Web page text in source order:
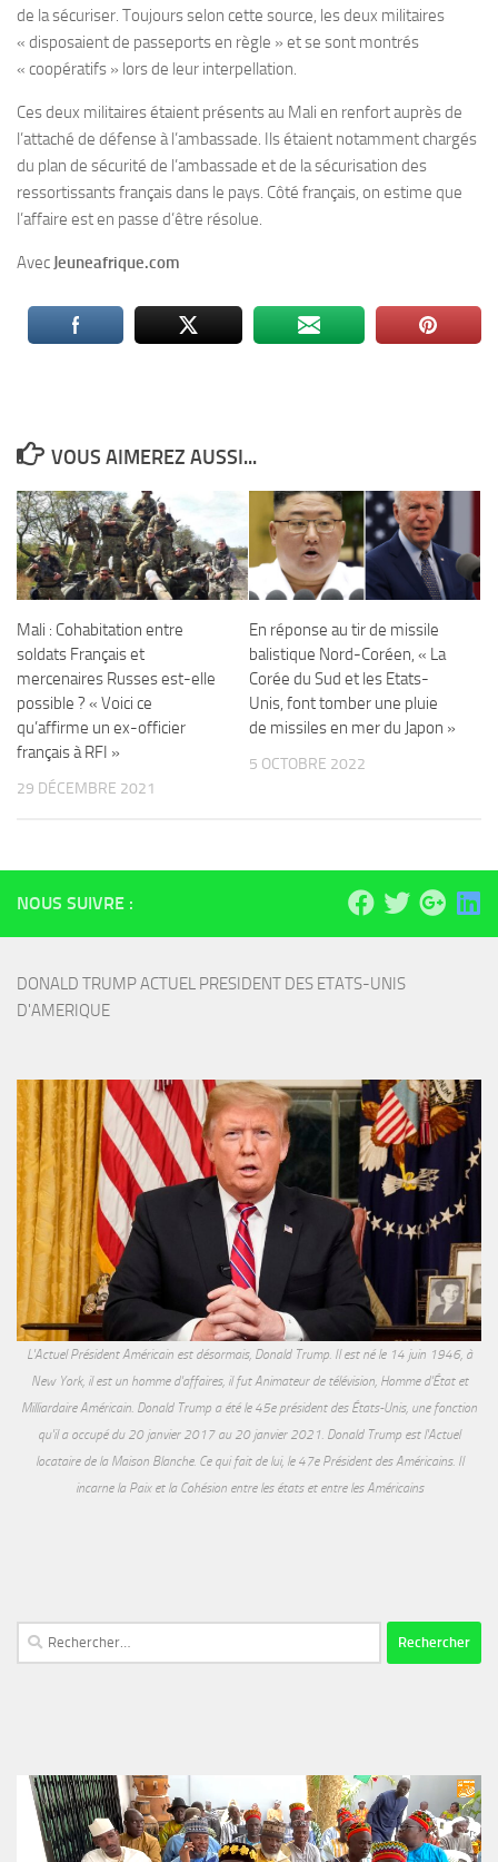
de la sécuriser. Toujours selon cette source, les deux militaires
« disposaient de passeports en règle » et se sont montrés
« coopératifs » lors de leur interpellation.
Ces deux militaires étaient présents au Mali en renfort auprès de
l’attaché de défense à l’ambassade. Ils étaient notamment chargés
du plan de sécurité de l’ambassade et de la sécurisation des
ressortissants français dans le pays. Côté français, on estime que
l’affaire est en passe d’être résolue.
Avec Jeuneafrique.com
VOUS AIMEREZ AUSSI...
Mali : Cohabitation entre
soldats Français et
mercenaires Russes est-elle
possible ? « Voici ce
qu’affirme un ex-officier
français à RFI »
29 DÉCEMBRE 2021
En réponse au tir de missile
balistique Nord-Coréen, « La
Corée du Sud et les Etats-
Unis, font tomber une pluie
de missiles en mer du Japon »
5 OCTOBRE 2022
NOUS SUIVRE :
DONALD TRUMP ACTUEL PRESIDENT DES ETATS-UNIS
D'AMERIQUE
L'Actuel Président Américain est désormais, Donald Trump. Il est né le 14 juin 1946, à
New York, il est un homme d'affaires, il fut Animateur de télévision, Homme d'État et
Milliardaire Américain. Donald Trump a été le 45e président des États-Unis, une fonction
qu'il a occupé du 20 janvier 2017 au 20 janvier 2021. Donald Trump est l'Actuel
locataire de la Maison Blanche. Ce qui fait de lui, le 47e Président des Américains. Il
incarne la Paix et la Cohésion entre les états et entre les Américains
Rechercher :